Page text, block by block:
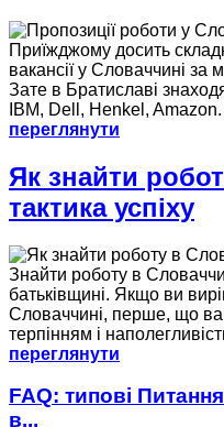
Приїжджому досить
вакансії у Словаччині
Зате в Братиславі
IBM, Dell, Henkel, Amazon.
переглянути
Як знайти
тактика успіху
Знайти роботу в
батьківщині. Якщо ви
Словаччині, перше, що
терпінням і
переглянути
FAQ: типові
в...